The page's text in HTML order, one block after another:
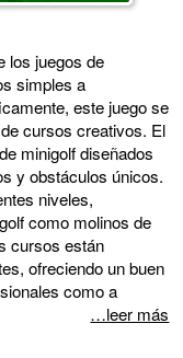
los juegos de
simples a
este juego se
cursos creativos. El
minigolf diseñados
y obstáculos únicos.
niveles,
como molinos de
cursos están
ofreciendo un buen
como a
…leer más